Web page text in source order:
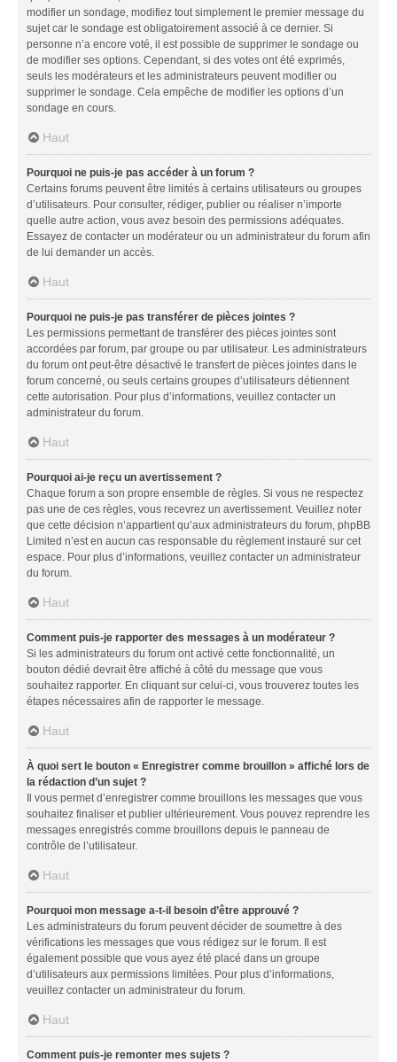
modifier un sondage, modifiez tout simplement le premier message du
sujet car le sondage est obligatoirement associé à ce dernier. Si
personne n’a encore voté, il est possible de supprimer le sondage ou
de modifier ses options. Cependant, si des votes ont été exprimés,
seuls les modérateurs et les administrateurs peuvent modifier ou
supprimer le sondage. Cela empêche de modifier les options d’un
sondage en cours.
Haut
Pourquoi ne puis-je pas accéder à un forum ?
Certains forums peuvent être limités à certains utilisateurs ou groupes
d’utilisateurs. Pour consulter, rédiger, publier ou réaliser n’importe
quelle autre action, vous avez besoin des permissions adéquates.
Essayez de contacter un modérateur ou un administrateur du forum afin
de lui demander un accès.
Haut
Pourquoi ne puis-je pas transférer de pièces jointes ?
Les permissions permettant de transférer des pièces jointes sont
accordées par forum, par groupe ou par utilisateur. Les administrateurs
du forum ont peut-être désactivé le transfert de pièces jointes dans le
forum concerné, ou seuls certains groupes d’utilisateurs détiennent
cette autorisation. Pour plus d’informations, veuillez contacter un
administrateur du forum.
Haut
Pourquoi ai-je reçu un avertissement ?
Chaque forum a son propre ensemble de règles. Si vous ne respectez
pas une de ces règles, vous recevrez un avertissement. Veuillez noter
que cette décision n’appartient qu’aux administrateurs du forum, phpBB
Limited n’est en aucun cas responsable du règlement instauré sur cet
espace. Pour plus d’informations, veuillez contacter un administrateur
du forum.
Haut
Comment puis-je rapporter des messages à un modérateur ?
Si les administrateurs du forum ont activé cette fonctionnalité, un
bouton dédié devrait être affiché à côté du message que vous
souhaitez rapporter. En cliquant sur celui-ci, vous trouverez toutes les
étapes nécessaires afin de rapporter le message.
Haut
À quoi sert le bouton « Enregistrer comme brouillon » affiché lors de
la rédaction d’un sujet ?
Il vous permet d’enregistrer comme brouillons les messages que vous
souhaitez finaliser et publier ultérieurement. Vous pouvez reprendre les
messages enregistrés comme brouillons depuis le panneau de
contrôle de l’utilisateur.
Haut
Pourquoi mon message a-t-il besoin d’être approuvé ?
Les administrateurs du forum peuvent décider de soumettre à des
vérifications les messages que vous rédigez sur le forum. Il est
également possible que vous ayez été placé dans un groupe
d’utilisateurs aux permissions limitées. Pour plus d’informations,
veuillez contacter un administrateur du forum.
Haut
Comment puis-je remonter mes sujets ?